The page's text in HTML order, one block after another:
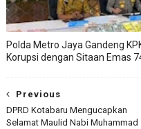
Polda Metro Jaya Gandeng
Korupsi dengan Sitaan Emas
Previous
DPRD Kotabaru Mengucapkan
Selamat Maulid Nabi Muhammad